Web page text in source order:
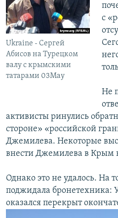
Ukraine - Сергей
Абисов на Турецком
валу с крымскими
татарами 03May
с
Не
активисты ринулись
стороне» «российской
Джемилева. Некоторые
внести Джемилева в Крым
Однако это не удалось. На
поджидала
оказался перекрыт